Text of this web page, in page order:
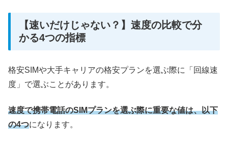
【速いだけじゃない？】速度の比較で分
かる4つの指標
格安SIMや大手キャリアの格安プランを選ぶ際に「回線速
度」で選ぶことがあります。
速度で携帯電話のSIMプランを選ぶ際に重要な値は、以下
の4つになります。